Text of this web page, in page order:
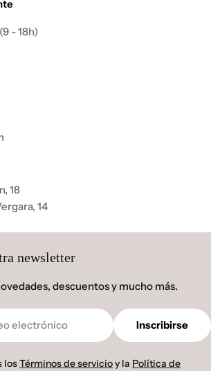
- 18h)
18
14
newsletter
descuentos y mucho más.
Inscribirse
losTérminos de servicioy la Política de